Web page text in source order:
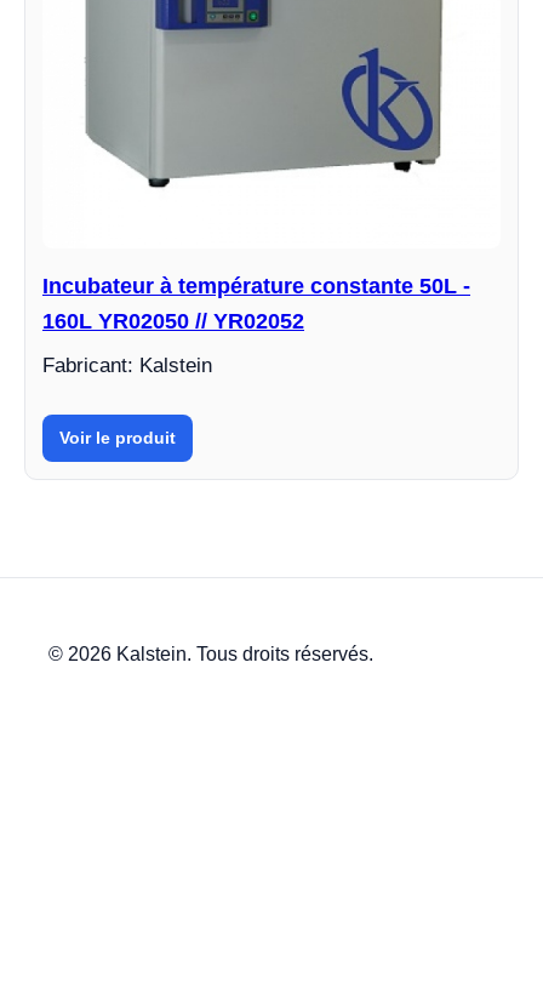
Incubateur à température constante 50L -
160L YR02050 // YR02052
Fabricant: Kalstein
Voir le produit
© 2026 Kalstein. Tous droits réservés.